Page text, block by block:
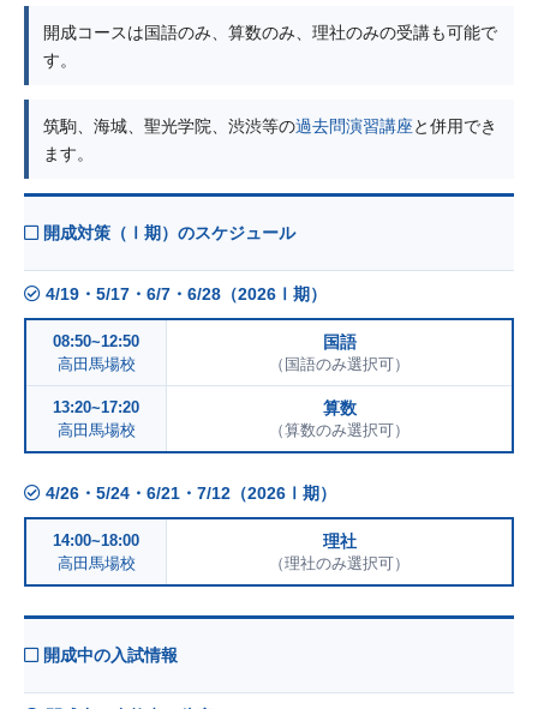
開成コースは国語のみ、算数のみ、理社のみの受講も可能で
す。
筑駒、海城、聖光学院、渋渋等の過去問演習講座と併用でき
ます。
開成対策（Ⅰ期）のスケジュール
4/19・5/17・6/7・6/28（2026Ⅰ期）
08:50~12:50
高田馬場校
国語
（国語のみ選択可）
13:20~17:20
高田馬場校
算数
（算数のみ選択可）
4/26・5/24・6/21・7/12（2026Ⅰ期）
14:00~18:00
高田馬場校
理社
（理社のみ選択可）
開成中の入試情報